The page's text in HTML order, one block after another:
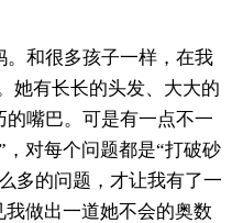
和很多孩子一样，在我
她有长长的头发、大大的
嘴巴。可是有一点不一
对每个问题都是“打破砂
多的问题，才让我有了一
做出一道她不会的奥数